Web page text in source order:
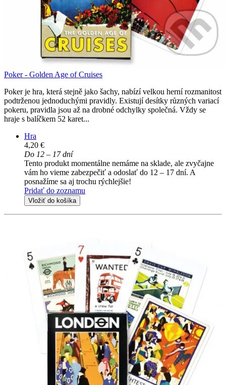
Poker - Golden Age of Cruises
Poker je hra, která stejně jako šachy, nabízí velkou herní rozmanitost
podtrženou jednoduchými pravidly. Existují desítky různých variací
pokeru, pravidla jsou až na drobné odchylky společná. Vždy se
hraje s balíčkem 52 karet...
Hra
4,20 €
Do 12 – 17 dní
Tento produkt momentálne nemáme na sklade, ale zvyčajne
vám ho vieme zabezpečiť a odoslať do 12 – 17 dní. A
posnažíme sa aj trochu rýchlejšie!
Pridať do zoznamu
Vložiť do košíka